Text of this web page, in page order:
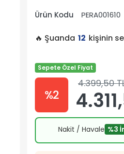
Ürün Kodu
PERA001610
🔥 Şuanda 12 kişinin
Sepete Özel Fiyat
%2
4.399,50
Nakit / Havale %3